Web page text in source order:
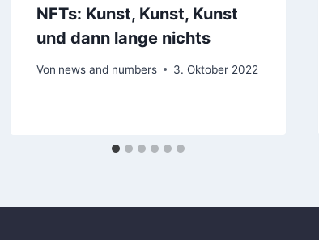
NFTs: Kunst, Kunst, Kunst
und dann lange nichts
Von news and numbers 3. Oktober 2022